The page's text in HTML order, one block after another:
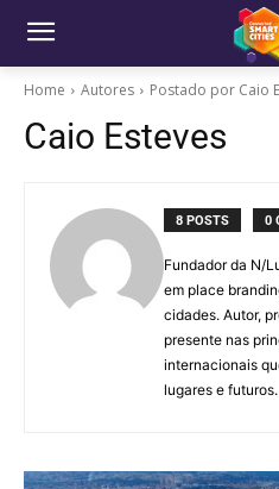
Home Autores Postado por Caio
Caio Esteves
8 POSTS 0
Fundador da N/
em place
cidades. Autor,
presente nas
internacionais
lugares e futuros.